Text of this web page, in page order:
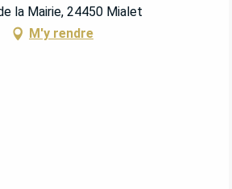
la Mairie, 24450 Mialet
M'y rendre